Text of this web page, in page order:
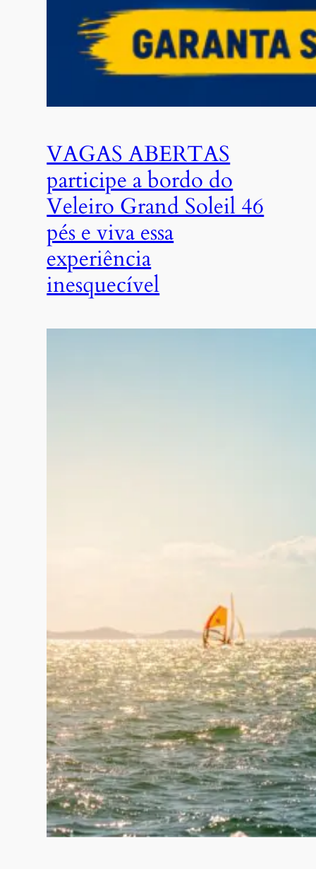
VAGAS ABERTAS
participe a bordo do
Veleiro Grand Soleil 46
pés e viva essa
experiência
inesquecível